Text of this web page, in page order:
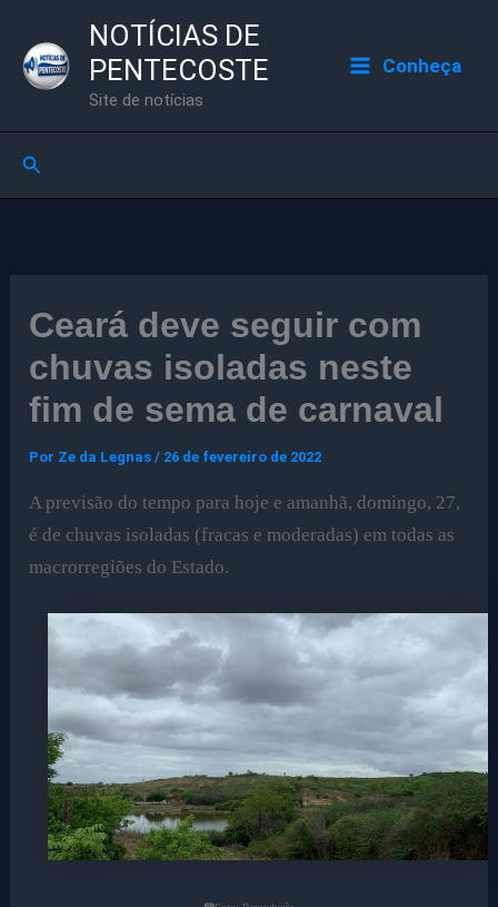
para
NOTÍCIAS DE
PENTECOSTE
Site de notícias
Conheça
Pesquisar
Ceará deve seguir com
chuvas isoladas neste
fim de sema de carnaval
Por Ze da Legnas/ 26 de fevereiro de 2022
A previsão do tempo para hoje e amanhã, domingo, 27,
é de chuvas isoladas (fracas e moderadas) em todas as
macrorregiões do Estado.